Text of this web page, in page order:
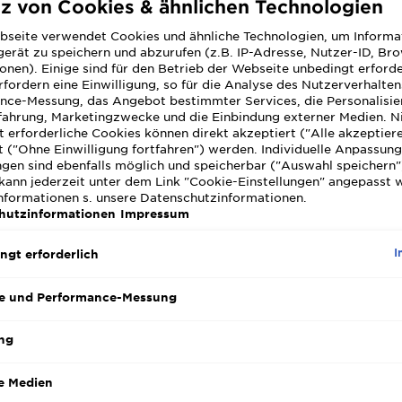
Powerpflege für sichtbare Erfolge
März 28, 2024
der Frauen gehören zu den glücklichen, die keine Cellulite
Vielzahl von Beauty-Produkten, um Cellulite zu
tatsächlich helfen, die unschönen Dellen in den Griff
zu verbessern. Hier erfährst du, wie du die richtige
eine hochspezialisierte Feuchtigkeitspflege für den
Außer Cellulite-Creme mit einer sahnigen Textur gibt es
Frauen stellen hohe Ansprüche an die Extra-
Po. Sie wollen sichtbare Erfolge. Und sie wollen sie
Partner, um gegen die unschönen Dellen
einer Cellulite-Creme können den Hautstoffwechsel
Mit cleveren Kombinationen hocheffektiver
sichtbar zu straffen. Cellulite-Creme
Resultat: Die Haut wirkt glatter, und die gefürchteten
von Cookies & ähnlichen Technologien
verwendet Cookies und ähnliche Technologien, um
zu speichern und abzurufen (z.B. IP-Adresse, Nutzer-ID,
Einige sind für den Betrieb der Webseite unbedingt
eine Einwilligung, so für die Analyse des
Messung, das Angebot bestimmter Services, die
Marketingzwecke und die Einbindung externer Medien.
erforderliche Cookies können direkt akzeptiert ("Alle
("Ohne Einwilligung fortfahren") werden. Individuelle
sind ebenfalls möglich und speicherbar ("Auswahl
jederzeit unter dem Link "Cookie-Einstellungen" angepasst
s. unsere Datenschutzinformationen.
Impressum
erforderlich
und Performance-Messung
Medien